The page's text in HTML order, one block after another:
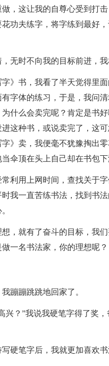
，这让我的自尊心受到打
功夫练字，将字练到最好
时不向我的目标前进，我
书，我看了半天觉得里面
字体的练习，于是，我问
什么会卖完呢？肯定是书
这种书，或说卖完了，这
》卖，我便毫不犹豫掏出
伞顶在头上自己却在书包下
用上网时间，查找关于字
我一直苦练书法，找到书
就有了奋斗的目标，我们
一名书法家，你的理想呢？
蹦跳跳地回家了。
？”我说我硬笔字得了奖，
笔字后，我就更加喜欢书